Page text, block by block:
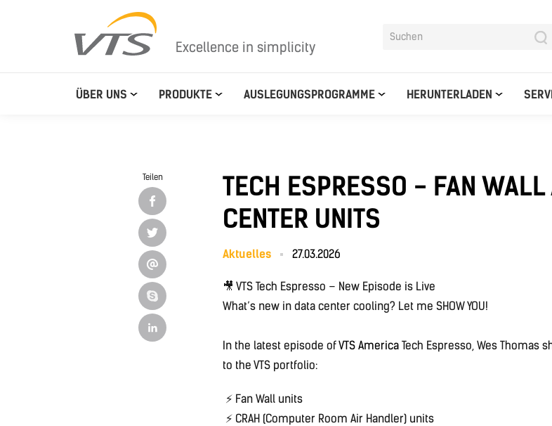
Excellence in simplicity
ÜBER UNS PRODUKTE AUSLEGUNGSPROGRAMME HERUNTERLADEN
Teilen
TECH ESPRESSO - FAN WALL
CENTER UNITS
Aktuelles 27.03.2026
🎥 VTS Tech Espresso – New Episode is Live
What’s new in data center cooling? Let me SHOW YOU!
In the latest episode ofVTS America Tech Espresso, Wes Thomas
to the VTS portfolio:
⚡ Fan Wall units
⚡ CRAH (Computer Room Air Handler) units